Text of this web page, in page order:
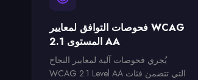
فحوصات التوافق لمعايير WCAG
2.1 المستوى AA
يُجري فحوصات آلية لمعايير النجاح
WCAG 2.1 Level AA التي تتضمن فئات